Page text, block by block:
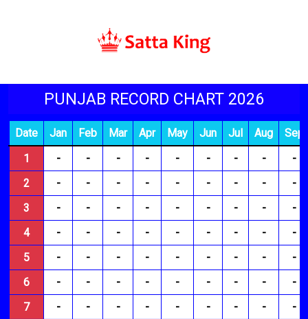
PUNJAB RECORD CHART 2026
Date Jan Feb Mar Apr May Jun Jul Aug
Sep
1
- - - - - - - -
-
2
- - - - - - - -
-
3
- - - - - - - -
-
4
- - - - - - - -
-
5
- - - - - - - -
-
6
- - - - - - - -
-
7
- - - - - - - -
-